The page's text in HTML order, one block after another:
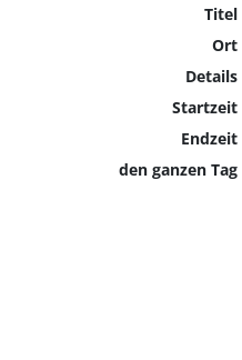
Titel
Ort
Details
Startzeit
Endzeit
den ganzen Tag